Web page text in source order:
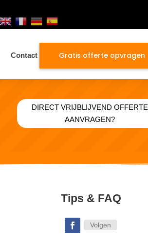
Contact Gratis offerte opvragen
DIRECT VRIJBLIJVEND OFFERTE
AANVRAGEN?
Tips & FAQ
Volgen